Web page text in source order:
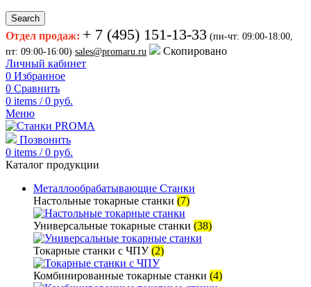
Search
Отдел продаж: + 7 (495) 151-13-33 (пн-чт: 09:00-18:00,
пт: 09:00-16:00) sales@promaru.ru
Скопировано
Личный кабинет
0 Избранное
0 Сравнить
0 items / 0 руб.
Меню
Позвонить
0 items / 0 руб.
Каталог продукции
Металлообрабатывающие Станки
Настольные токарные станки (7)
Универсальные токарные станки (38)
Токарные станки с ЧПУ(2)
Комбинированные токарные станки (4)